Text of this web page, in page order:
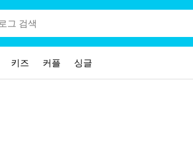
키즈 커플 싱글